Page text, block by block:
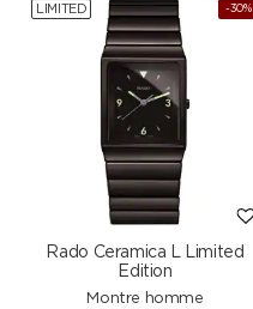
-30%
LIMITED
Rado Ceramica L Limited
Edition
Montre homme